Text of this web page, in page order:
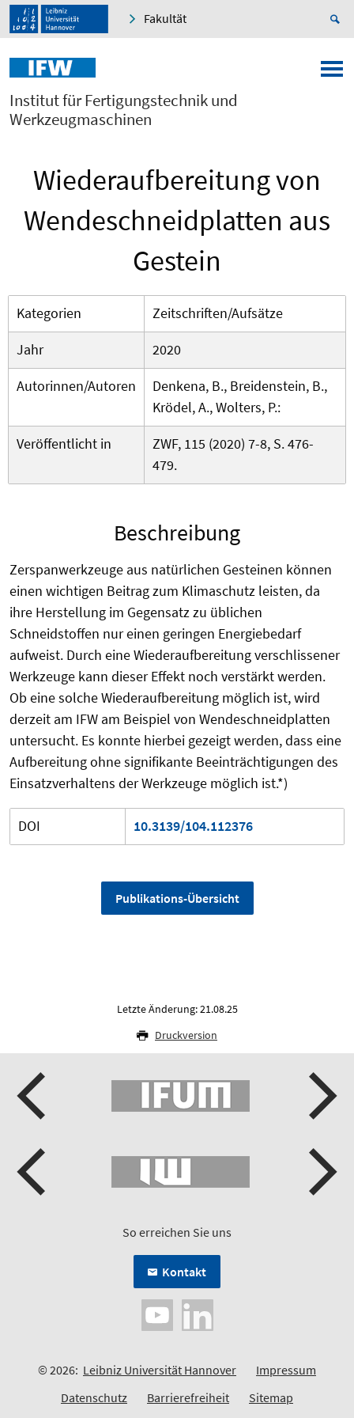
Fakultät
Institut für Fertigungstechnik und
Werkzeugmaschinen
Wiederaufbereitung von
Wendeschneidplatten aus
Gestein
Kategorien
Zeitschriften/Aufsätze
Jahr
2020
Autorinnen/Autoren
Denkena, B., Breidenstein, B.,
Krödel, A., Wolters, P.:
Veröffentlicht in
ZWF, 115 (2020) 7-8, S. 476-
479.
Beschreibung
Zerspanwerkzeuge aus natürlichen Gesteinen können
einen wichtigen Beitrag zum Klimaschutz leisten, da
ihre Herstellung im Gegensatz zu üblichen
Schneidstoffen nur einen geringen Energiebedarf
aufweist. Durch eine Wiederaufbereitung verschlissener
Werkzeuge kann dieser Effekt noch verstärkt werden.
Ob eine solche Wiederaufbereitung möglich ist, wird
derzeit am IFW am Beispiel von Wendeschneidplatten
untersucht. Es konnte hierbei gezeigt werden, dass eine
Aufbereitung ohne signifikante Beeinträchtigungen des
Einsatzverhaltens der Werkzeuge möglich ist.*)
DOI 10.3139/104.112376
Publikations-Übersicht
Letzte Änderung: 21.08.25
Druckversion
So erreichen Sie uns
Kontakt
© 2026: Leibniz Universität Hannover
Impressum
Datenschutz
Barrierefreiheit Sitemap